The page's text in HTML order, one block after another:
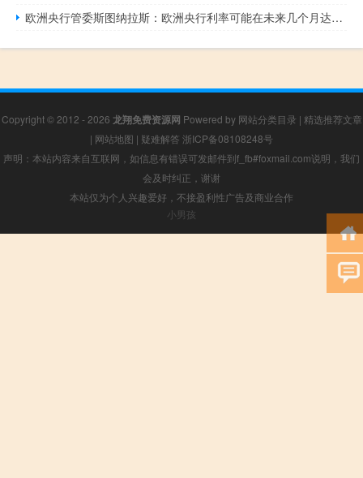
欧洲央行管委斯图纳拉斯：欧洲央行利率可能在未来几个月达到峰值欧洲央行下一步行动可能是降息
Copyright © 2012 - 2026 龙翔免费资源网 Powered by 网站分类目录 | 精选推荐文章
| 网站地图 | 疑难解答 浙ICP备08108248号
声明：本站内容来自互联网，如信息有错误可发邮件到f_fb#foxmail.com说明，我们
会及时纠正，谢谢
本站仅为个人兴趣爱好，不接盈利性广告及商业合作
小男孩